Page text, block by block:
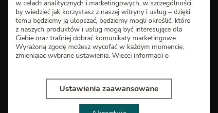
Ubezpieczenie na życie i zdrowie
poniedziałek - piątek
godziny 9.00-18.00
bok@pru.pl
Oddziały i Konsultanci
w celach analitycznych i marketingowych, w szczególności,
by wiedzieć jak korzystasz z naszej witryny i usług – dzięki
temu będziemy ją ulepszać, będziemy mogli określić, które
z naszych produktów i usług mogą być interesujące dla
Ciebie oraz trafniej dobrać komunikaty marketingowe.
Wyrażoną zgodę możesz wycofać w każdym momencie,
zmieniając wybrane ustawienia. Więcej informacji o
uprawnieniach, znajdziesz wPolityce cookies
Wybierz „Akceptuję” i wyraź zgodę na używanie tych
plików cookies. Wybierz „Ustawienia zaawansowane”,
Ustawienia zaawansowane